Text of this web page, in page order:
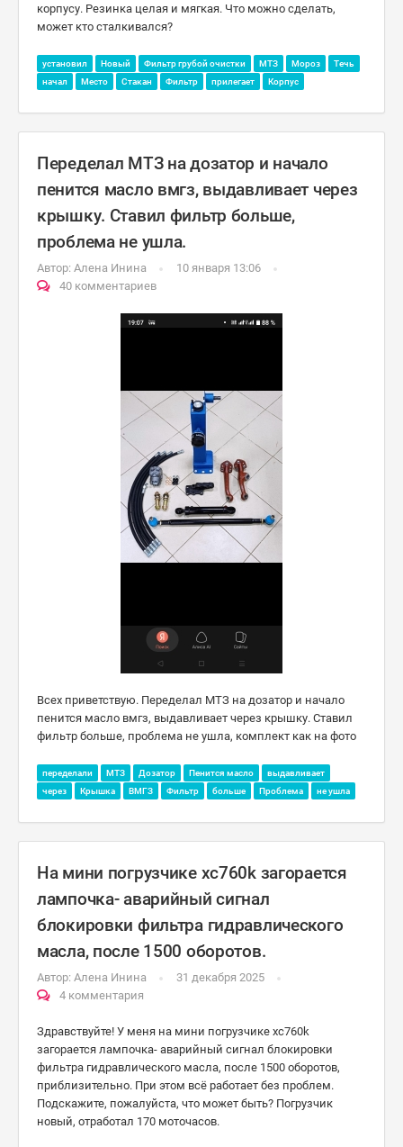
корпусу. Резинка целая и мягкая. Что можно сделать,
может кто сталкивался?
установил Новый Фильтр грубой очистки МТЗ Мороз
Течь
начал
Место Стакан Фильтр прилегает Корпус
Переделал МТЗ на дозатор и начало
пенится масло вмгз, выдавливает через
крышку. Ставил фильтр больше,
проблема не ушла.
Автор: Алена Инина
10 января 13:06
40 комментариев
Всех приветствую. Переделал МТЗ на дозатор и начало
пенится масло вмгз, выдавливает через крышку. Ставил
фильтр больше, проблема не ушла, комплект как на фото
переделали МТЗ Дозатор Пенится масло
выдавливает
через
Крышка ВМГЗ Фильтр больше Проблема не ушла
На мини погрузчике xc760k загорается
лампочка- аварийный сигнал
блокировки фильтра гидравлического
масла, после 1500 оборотов.
Автор: Алена Инина
31 декабря 2025
4 комментария
Здравствуйте! У меня на мини погрузчике xc760k
загорается лампочка- аварийный сигнал блокировки
фильтра гидравлического масла, после 1500 оборотов,
приблизительно. При этом всё работает без проблем.
Подскажите, пожалуйста, что может быть? Погрузчик
новый, отработал 170 моточасов.